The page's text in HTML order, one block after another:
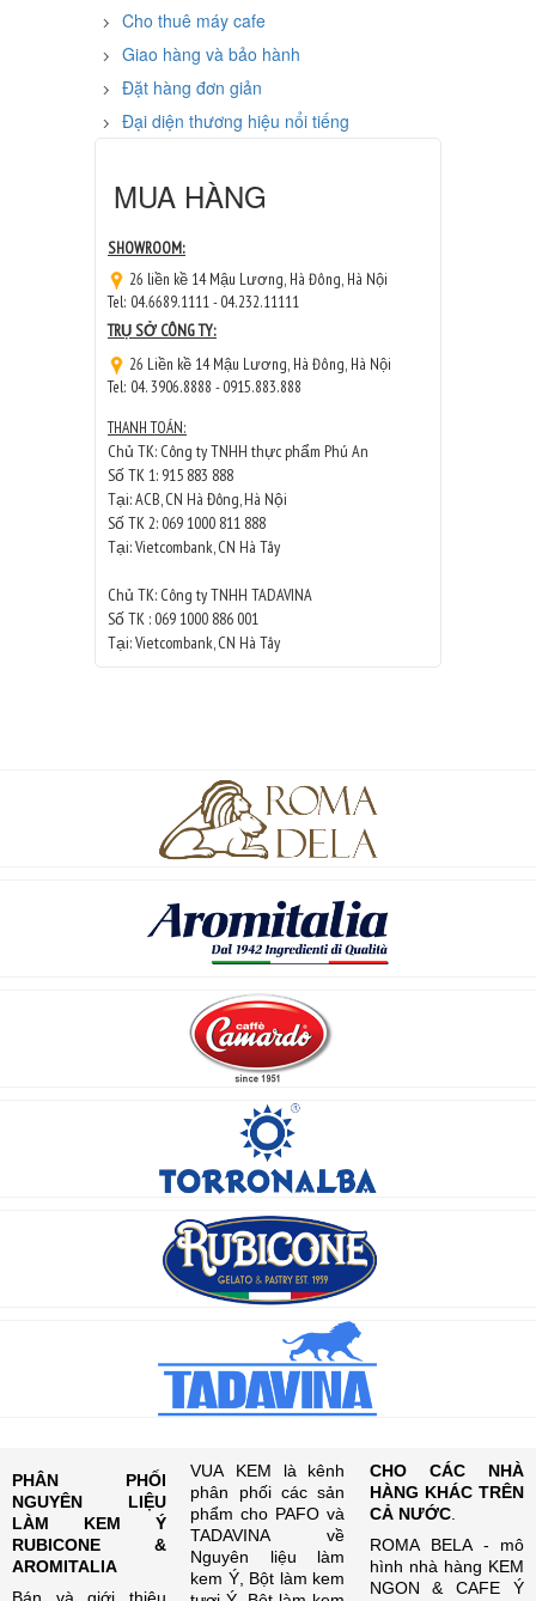
Cho thuê máy cafe
Giao hàng và bảo hành
Đặt hàng đơn giản
Đại diện thương hiệu nổi tiếng
MUA HÀNG
SHOWROOM:
26 liền kề 14 Mậu Lương, Hà Đông, Hà Nội
Tel: 04.6689.1111 - 04.232.11111
TRỤ SỞ CÔNG TY:
26 Liền kề 14 Mậu Lương, Hà Đông, Hà Nội
Tel: 04. 3906.8888 - 0915.883.888
THANH TOÁN:
Chủ TK: Công ty TNHH thực phẩm Phú An
Số TK 1: 915 883 888
Tại: ACB, CN Hà Đông, Hà Nội
Số TK 2: 069 1000 811 888
Tại: Vietcombank, CN Hà Tây
Chủ TK: Công ty TNHH TADAVINA
Số TK : 069 1000 886 001
Tại: Vietcombank, CN Hà Tây
PHÂN PHỐI
NGUYÊN LIỆU
LÀM KEM Ý
RUBICONE &
AROMITALIA
VUA KEM là kênh
phân phối các sản
phẩm cho PAFO và
TADAVINA về
Nguyên liệu làm
kem Ý, Bột làm kem
CHO CÁC NHÀ
HÀNG KHÁC TRÊN
CẢ NƯỚC.
ROMA BELA - mô
hình nhà hàng KEM
NGON & CAFE Ý